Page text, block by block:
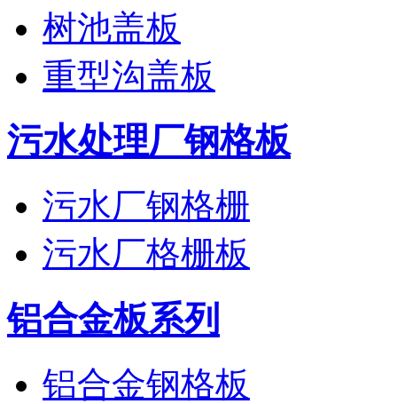
树池盖板
重型沟盖板
污水处理厂钢格板
污水厂钢格栅
污水厂格栅板
铝合金板系列
铝合金钢格板